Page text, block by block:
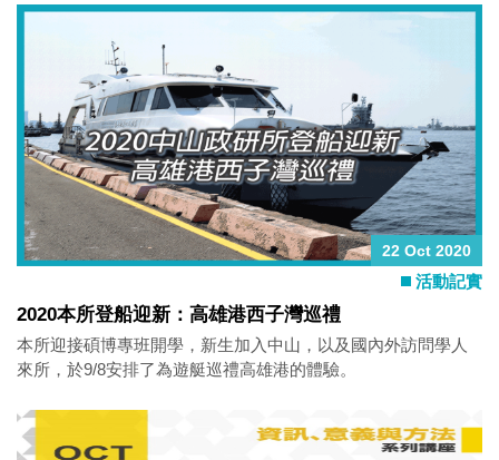
22 Oct 2020
活動記實
2020本所登船迎新：高雄港西子灣巡禮
本所迎接碩博專班開學，新生加入中山，以及國內外訪問學人
來所，於9/8安排了為遊艇巡禮高雄港的體驗。